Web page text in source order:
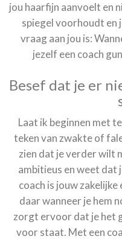
jou haarfijn aanvoelt en
spiegel voorhoudt en
vraag aan jou is:
jezelf een coach
Besef dat je er
Laat ik beginnen met
teken van zwakte of
zien dat je verder wilt
ambitieus en weet dat
coach is jouw
daar wanneer je hem
zorgt ervoor dat je het
voor staat. Met een